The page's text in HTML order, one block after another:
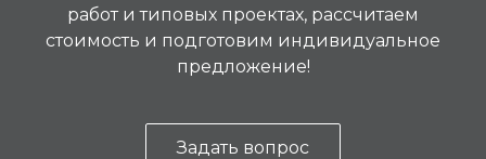
работ и типовых проектах, рассчитаем
стоимость и подготовим индивидуальное
предложение!
Задать вопрос